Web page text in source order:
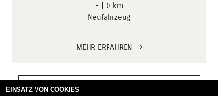
- | 0 km
Neufahrzeug
MEHR ERFAHREN
ZUR VOLLSTÄNDIGEN MOTORRADSUCHE
EINSATZ VON COOKIES